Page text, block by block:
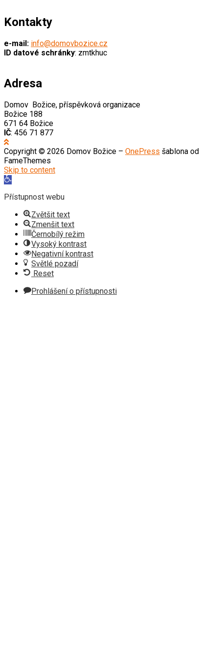
Kontakty
e-mail: info@domovbozice.cz
ID datové schránky: zmtkhuc
Adresa
Domov Božice, příspěvková organizace
Božice 188
671 64 Božice
IČ: 456 71 877
Copyright © 2026 Domov Božice – OnePress šablona od
FameThemes
Skip to content
Open
Přístupnost webu
Zvětšit text
Zmenšit text
Černobílý režim
Vysoký kontrast
Negativní kontrast
Světlé pozadí
Reset
Prohlášení o přístupnosti